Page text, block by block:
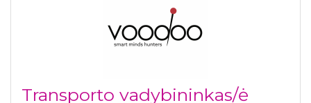
Transporto vadybininkas/ė